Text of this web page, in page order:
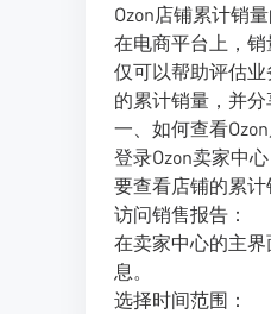
Ozon店铺累计销
在电商平台上，
仅可以帮助评估
的累计销量，并分
一、如何查看
登录Ozon卖家中心
要查看店铺的累计
访问销售报告：
在卖家中心的主
息。
选择时间范围：